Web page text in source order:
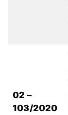
02 –
103/2020